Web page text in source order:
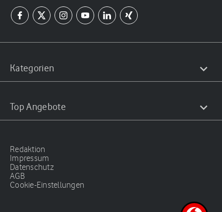
Kategorien
Top Angebote
Redaktion
Impressum
Datenschutz
AGB
Cookie-Einstellungen